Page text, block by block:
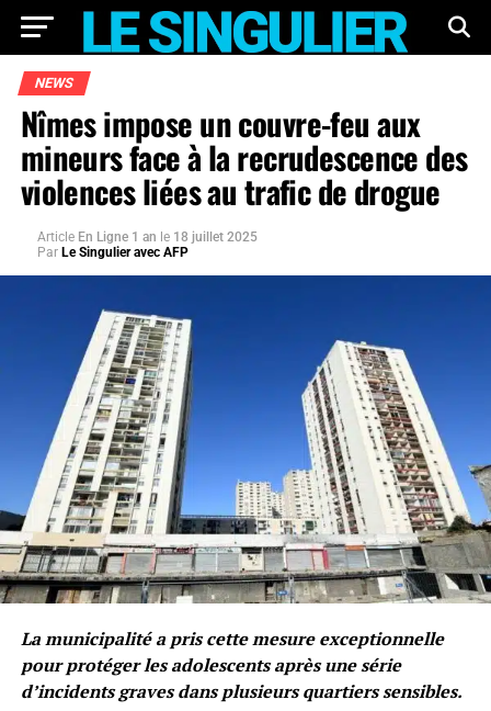
NEWS
Nîmes impose un couvre-feu aux
mineurs face à la recrudescence des
violences liées au trafic de drogue
Article En Ligne 1 an le 18 juillet 2025
Par Le Singulier avec AFP
La municipalité a pris cette mesure exceptionnelle
pour protéger les adolescents après une série
d’incidents graves dans plusieurs quartiers sensibles.